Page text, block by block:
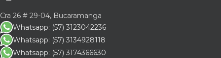
Cra 26 # 29-04, Bucaramanga
Whatsapp: (57) 3123042236
Whatsapp: (57) 3134928118
Whatsapp: (57) 3174366630